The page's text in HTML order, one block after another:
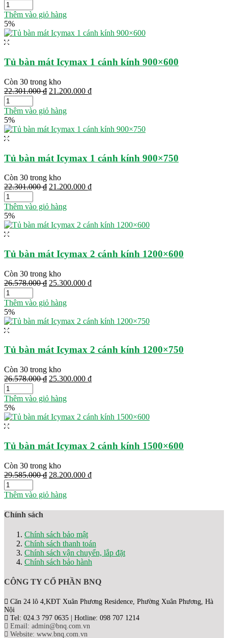
là:
35.637.800 ₫.
33.900.000 ₫.
Thêm vào giỏ hàng
5%
Tủ bàn mát Icymax 1 cánh kính 900×600
Còn 30 trong kho
22.301.000₫ Giá
là:
22.301.000 ₫.
21.200.000 ₫Giá
21.200.000 ₫.
Thêm vào giỏ hàng
5%
Tủ bàn mát Icymax 1 cánh kính 900×750
Còn 30 trong kho
22.301.000₫ Giá
là:
22.301.000 ₫.
21.200.000 ₫Giá
21.200.000 ₫.
Thêm vào giỏ hàng
5%
Tủ bàn mát Icymax 2 cánh kính 1200×600
Còn 30 trong kho
26.578.000₫ Giá
là:
26.578.000 ₫.
25.300.000 ₫Giá
25.300.000 ₫.
Thêm vào giỏ hàng
5%
Tủ bàn mát Icymax 2 cánh kính 1200×750
Còn 30 trong kho
26.578.000₫ Giá
là:
26.578.000 ₫.
25.300.000 ₫Giá
25.300.000 ₫.
Thêm vào giỏ hàng
5%
Tủ bàn mát Icymax 2 cánh kính 1500×600
Còn 30 trong kho
29.585.000₫ Giá
là:
29.585.000 ₫.
28.200.000 ₫Giá
28.200.000 ₫.
Thêm vào giỏ hàng
Chính sách
Chính sách bảo mật
Chính sách thanh toán
Chính sách vận chuyển, lắp đặt
Chính sách bảo hành
CÔNG TY CỔ PHẦN BNQ
Căn 24 lô 4,KĐT Xuân Phương Residence, Phường Xuân Phương, Hà
Nội
Tel: 024.3 797 0635 | Hotline: 098 707 1214
Email: admin@bnq.com.vn
Website: www.bnq.com.vn